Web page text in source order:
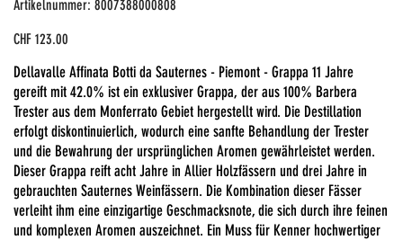
Artikelnummer: 8007388000808
8007388000808
Preis
CHF 123.00
Dellavalle Affinata Botti da Sauternes - Piemont - Grappa 11 Jahre
gereift mit 42.0% ist ein exklusiver Grappa, der aus 100% Barbera
Trester aus dem Monferrato Gebiet hergestellt wird. Die Destillation
erfolgt diskontinuierlich, wodurch eine sanfte Behandlung der Trester
und die Bewahrung der ursprünglichen Aromen gewährleistet werden.
Dieser Grappa reift acht Jahre in Allier Holzfässern und drei Jahre in
gebrauchten Sauternes Weinfässern. Die Kombination dieser Fässer
verleiht ihm eine einzigartige Geschmacksnote, die sich durch ihre feinen
und komplexen Aromen auszeichnet. Ein Muss für Kenner hochwertiger